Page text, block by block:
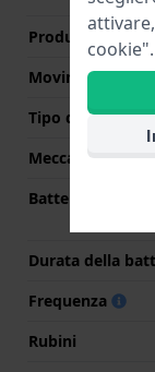
Produttore
Movimento
Tipo di display
Meccanismo
Batteria
Durata della
Frequenza
Rubini
cookie".